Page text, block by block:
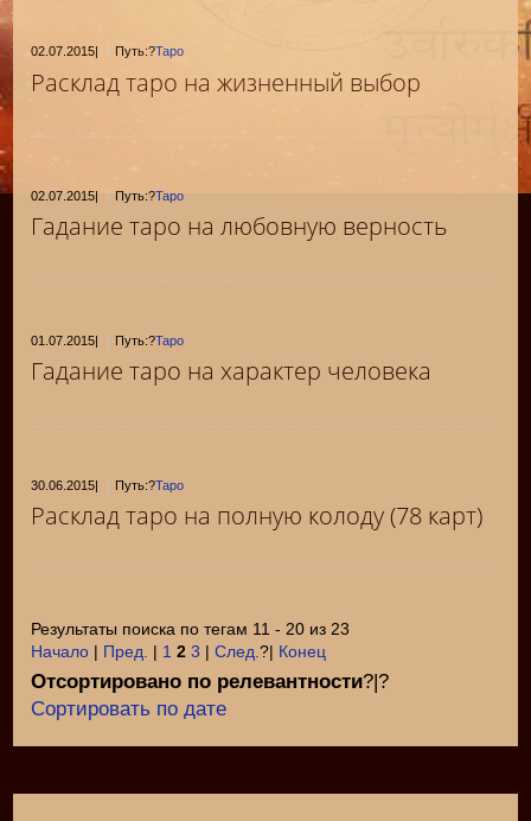
02.07.2015 Путь:?Таро
Расклад таро на жизненный выбор
02.07.2015| Путь:?Таро
Гадание таро на любовную верность
01.07.2015| Путь:?Таро
Гадание таро на характер человека
30.06.2015| Путь:?Таро
Расклад таро на полную колоду (78 карт)
Результаты поиска по тегам 11 - 20 из 23
Начало | Пред. | 1 2 3 |След.?| Конец
Отсортировано по релевантности?|?
Сортировать по дате